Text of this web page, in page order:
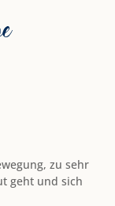
zu sehr
geht und sich